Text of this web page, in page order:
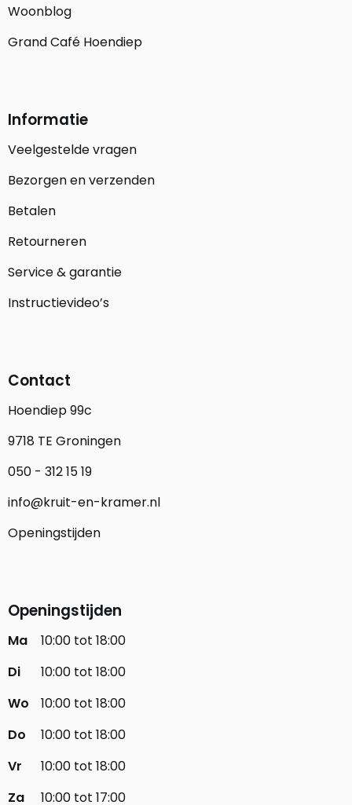
Woonblog
Grand Café Hoendiep
Informatie
Veelgestelde vragen
Bezorgen en verzenden
Betalen
Retourneren
Service & garantie
Instructievideo’s
Contact
Hoendiep 99c
9718 TE Groningen
050 - 312 15 19
info@kruit-en-kramer.nl
Openingstijden
Openingstijden
Ma
10:00 tot 18:00
Di
10:00 tot 18:00
Wo
10:00 tot 18:00
Do
10:00 tot 18:00
Vr
10:00 tot 18:00
Za
10:00 tot 17:00